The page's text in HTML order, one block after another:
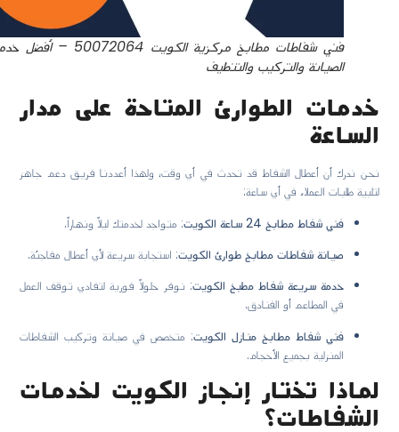
فني شفاطات مطابخ مركزية الكويت 50072064 – أفضل خدمات
الصيانة والتركيب والتنظيف
خدمات الطوارئ المتاحة على مدار
الساعة
نحن ندرك أن أعطال الشفاط قد تحدث في أي وقت، ولهذا أعددنا فريق دعم جاهز
لتلبية طلبات العملاء في أي ساعة:
فني شفاط مطابخ 24 ساعة الكويت
: متواجد لخدمتك ليلاً ونهاراً.
صيانة شفاطات مطابخ طوارئ الكويت: استجابة سريعة لأي أعطال مفاجئة.
خدمة سريعة شفاط مطبخ الكويت: نوفر حلولاً فورية لتفادي توقف العمل
في المطاعم أو الفنادق.
فني شفاط مطابخ منازل الكويت: متخصص في صيانة وتركيب الشفاطات
المنزلية بجميع الأحجام.
لماذا تختار إنجاز الكويت لخدمات
الشفاطات؟